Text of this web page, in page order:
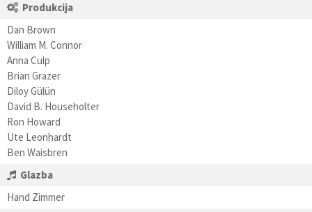
Produkcija
Dan Brown
William M. Connor
Anna Culp
Brian Grazer
Diloy Gülün
David B. Householter
Ron Howard
Ute Leonhardt
Ben Waisbren
Glazba
Hand Zimmer